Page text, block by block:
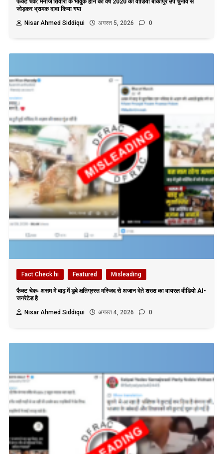
फैक्ट चेक: मनोज तिवारी के भावुक होने का वर्ष 2020 का वीडियो बांकीपुर उप चुनाव से
जोड़कर भ्रामक दावा किया गया
Nisar Ahmed Siddiqui
अगस्त 5, 2026 0
Fact Check hi Featured Misleading
फैक्ट चेकः असम में बाढ़ में डूबे क्षतिग्रस्त मस्जिद से अजान देते शख्स का वायरल वीडियो AI-
जनरेटेड है
Nisar Ahmed Siddiqui
अगस्त 4, 2026 0